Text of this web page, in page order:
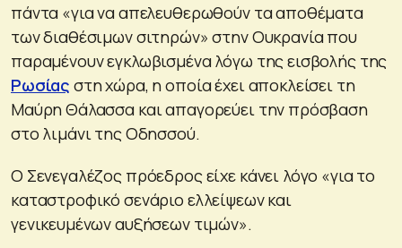
πάντα «για να απελευθερωθούν τα αποθέματα
των διαθέσιμων σιτηρών» στην Ουκρανία που
παραμένουν εγκλωβισμένα λόγω της εισβολής της
Ρωσίας στη χώρα, η οποία έχει αποκλείσει τη
Μαύρη Θάλασσα και απαγορεύει την πρόσβαση
στο λιμάνι της Οδησσού.
Ο Σενεγαλέζος πρόεδρος είχε κάνει λόγο «για το
καταστροφικό σενάριο ελλείψεων και
γενικευμένων αυξήσεων τιμών».